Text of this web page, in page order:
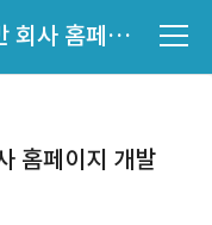
기 그누보드 소스 활용 일반 회사 홈페이지 개발
홈페이지 개발